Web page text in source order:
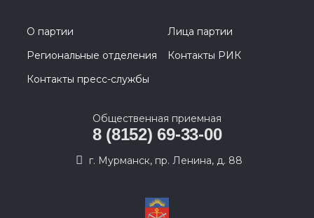
О партии
Лица партии
Региональные отделения
Контакты РИК
Контакты пресс-службы
Общественная приемная
8 (8152) 69-33-00
г. Мурманск, пр. Ленина, д. 88